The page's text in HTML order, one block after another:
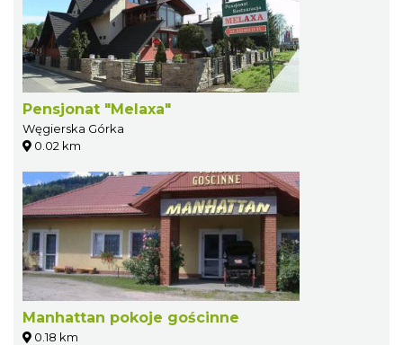
Pensjonat "Melaxa"
Węgierska Górka
0.02 km
Manhattan pokoje gościnne
0.18 km